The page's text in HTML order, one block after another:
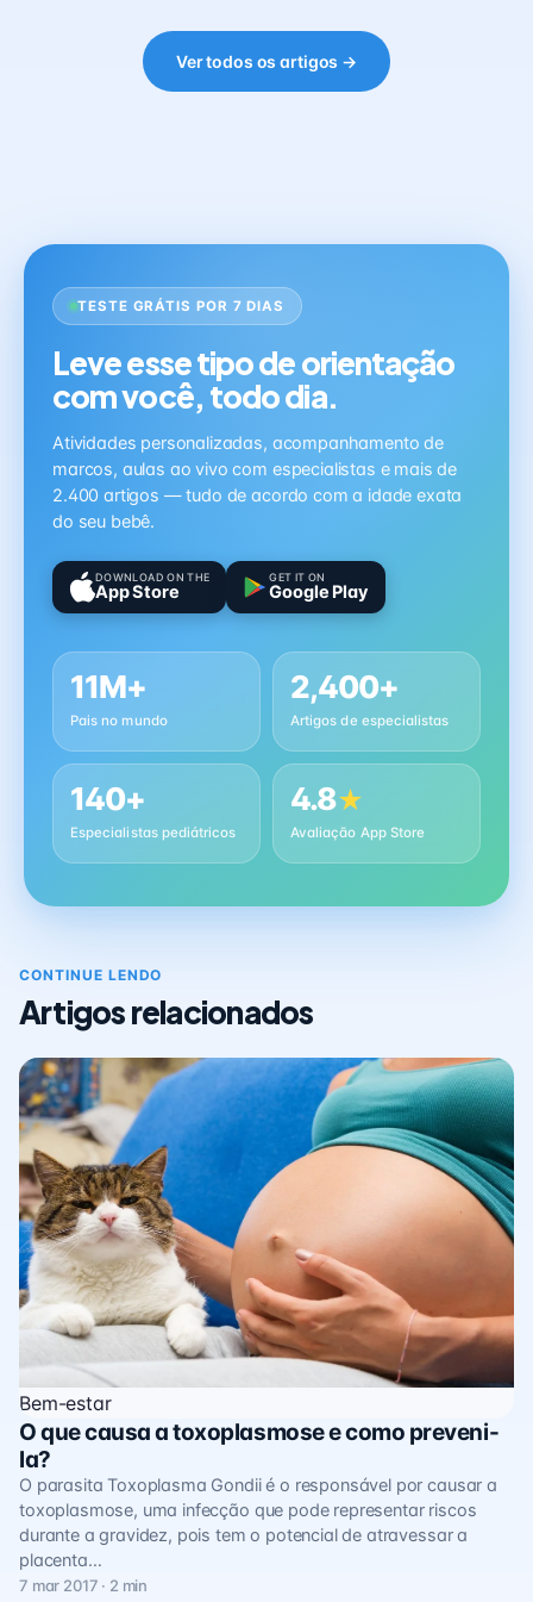
Ver todos os artigos →
TESTE GRÁTIS POR 7 DIAS
Leve esse tipo de orientação
com você, todo dia.
Atividades personalizadas, acompanhamento de
marcos, aulas ao vivo com especialistas e mais de
2.400 artigos — tudo de acordo com a idade exata
do seu bebê.
DOWNLOAD ON THE
App Store
GET IT ON
Google Play
11M+
Pais no mundo
2,400+
Artigos de especialistas
140+
Especialistas pediátricos
4.8★
Avaliação App Store
CONTINUE LENDO
Artigos relacionados
Bem-estar
O que causa a toxoplasmose e como preveni-
la?
O parasita Toxoplasma Gondii é o responsável por causar a
toxoplasmose, uma infecção que pode representar riscos
durante a gravidez, pois tem o potencial de atravessar a
placenta…
7 mar 2017 · 2 min